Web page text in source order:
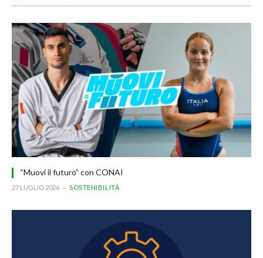
“Muovi il futuro” con CONAI
27 LUGLIO 2026 SOSTENIBILITÀ